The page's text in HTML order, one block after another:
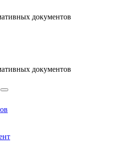
документов
документов